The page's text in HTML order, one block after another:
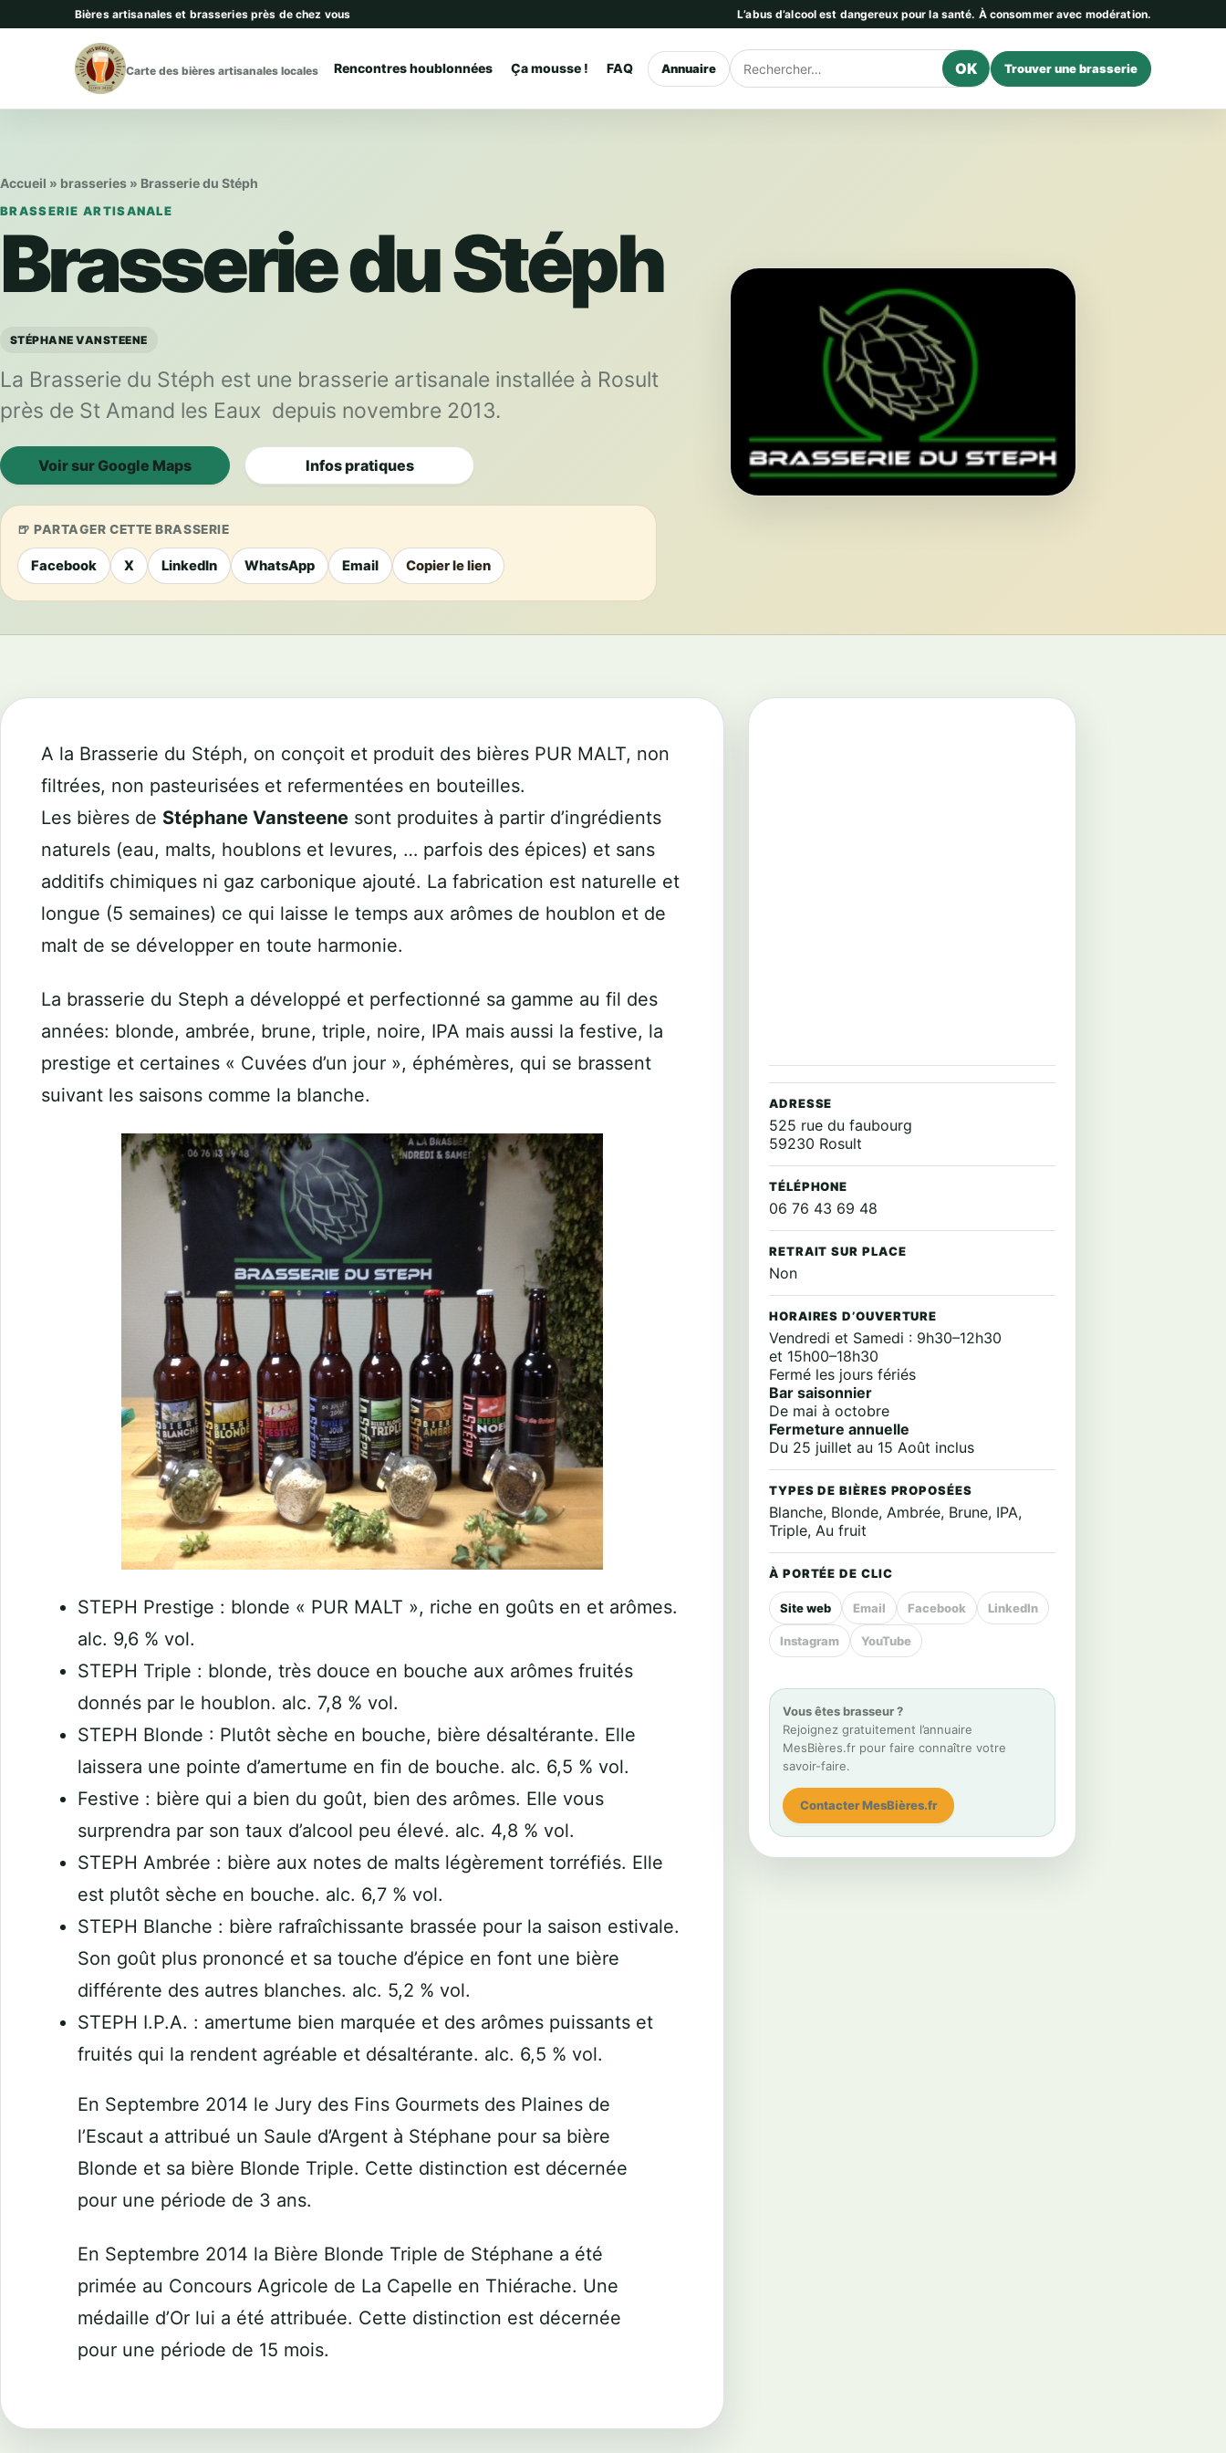
Aller au contenuBières artisanales et brasseries près de chez vous L’abus d’alcool est dangereux pour la santé. À consommer avec modération.
Carte des bières artisanales locales Rencontres houblonnées Ça mousse ! FAQ Annuaire Rechercher OK Trouver une brasserie
Accueil » brasseries » Brasserie du Stéph
BRASSERIE ARTISANALE
Brasserie du Stéph
STÉPHANE VANSTEENE
La Brasserie du Stéph est une brasserie artisanale installée à Rosult
près de St Amand les Eaux depuis novembre 2013.
Voir sur Google Maps Infos pratiques
PARTAGER CETTE BRASSERIE
Facebook X LinkedIn WhatsApp Email Copier le lien
A la Brasserie du Stéph, on conçoit et produit des bières PUR MALT, non
filtrées, non pasteurisées et refermentées en bouteilles.
Les bières de Stéphane Vansteene sont produites à partir d’ingrédients
naturels (eau, malts, houblons et levures, … parfois des épices) et sans
additifs chimiques ni gaz carbonique ajouté. La fabrication est naturelle et
longue (5 semaines) ce qui laisse le temps aux arômes de houblon et de
malt de se développer en toute harmonie.
La brasserie du Steph a développé et perfectionné sa gamme au fil des
années: blonde, ambrée, brune, triple, noire, IPA mais aussi la festive, la
prestige et certaines « Cuvées d’un jour », éphémères, qui se brassent
suivant les saisons comme la blanche.
STEPH Prestige : blonde « PUR MALT », riche en goûts en et arômes.
alc. 9,6 % vol.
STEPH Triple : blonde, très douce en bouche aux arômes fruités
donnés par le houblon. alc. 7,8 % vol.
STEPH Blonde : Plutôt sèche en bouche, bière désaltérante. Elle
laissera une pointe d’amertume en fin de bouche. alc. 6,5 % vol.
Festive : bière qui a bien du goût, bien des arômes. Elle vous
surprendra par son taux d’alcool peu élevé. alc. 4,8 % vol.
STEPH Ambrée : bière aux notes de malts légèrement torréfiés. Elle
est plutôt sèche en bouche. alc. 6,7 % vol.
STEPH Blanche : bière rafraîchissante brassée pour la saison estivale.
Son goût plus prononcé et sa touche d’épice en font une bière
différente des autres blanches. alc. 5,2 % vol.
STEPH I.P.A. : amertume bien marquée et des arômes puissants et
fruités qui la rendent agréable et désaltérante. alc. 6,5 % vol.
En Septembre 2014 le Jury des Fins Gourmets des Plaines de
l’Escaut a attribué un Saule d’Argent à Stéphane pour sa bière
Blonde et sa bière Blonde Triple. Cette distinction est décernée
pour une période de 3 ans.
En Septembre 2014 la Bière Blonde Triple de Stéphane a été
primée au Concours Agricole de La Capelle en Thiérache. Une
médaille d’Or lui a été attribuée. Cette distinction est décernée
pour une période de 15 mois.
ADRESSE
525 rue du faubourg
59230 Rosult
TÉLÉPHONE
06 76 43 69 48
RETRAIT SUR PLACE
Non
HORAIRES D’OUVERTURE
Vendredi et Samedi : 9h30–12h30
et 15h00–18h30
Fermé les jours fériés
Bar saisonnier
De mai à octobre
Fermeture annuelle
Du 25 juillet au 15 Août inclus
TYPES DE BIÈRES PROPOSÉES
Blanche, Blonde, Ambrée, Brune, IPA,
Triple, Au fruit
À PORTÉE DE CLIC
Site web Email Facebook LinkedIn
Instagram YouTube
Vous êtes brasseur ?
Rejoignez gratuitement l’annuaire
MesBières.fr pour faire connaître votre
savoir-faire.
Contacter MesBières.fr